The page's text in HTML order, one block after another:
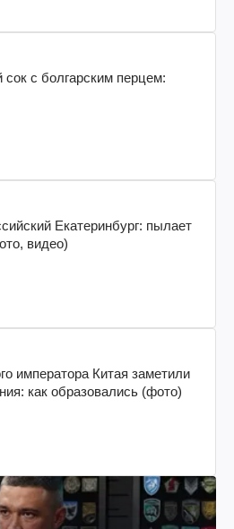
с болгарским перцем:
Екатеринбург: пылает
видео)
императора Китая заметили
как образовались (фото)